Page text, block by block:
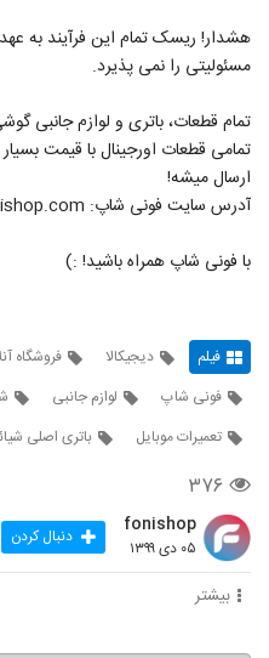
هشدار! ریسک تمام این فرآیند به
مسئولیتی را نمی پذیرد.
تمام قطعات، باتری و لوازم جانبی
تمامی قطعات اورجینال با قیمت
ارسال میشه!
آدرس سایت فونی شاپ: fonishop.com
با فونی شاپ همراه باشید! :)
فیلم دیجیکالا فروشگاه
فونی شاپ
لوازم جانبی
تعمیرات موبایل
باتری اصلی
۳۷۶
fonishop
۰۵ دی ۱۳۹۹ دنبال کردن
بیشتر